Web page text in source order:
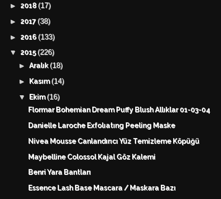
► 2018 (17)
► 2017 (38)
► 2016 (133)
▼ 2015(226)
►Aralık(18)
► Kasım(14)
▼ Ekim(16)
Flormar Bohemian Dream Puffy Blush Allıklar 01-03-04
Danielle Laroche Exfolıatıng Peeling Maske
Nivea Mousse Canlandırıcı Yüz Temizleme Köpüğü
Maybelline Colossol Kajal Göz Kalemi
Benri Yara Bantları
Essence Lash Base Mascara / Maskara Bazı